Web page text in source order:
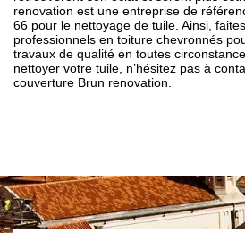
renovation est une entreprise de
66 pour le nettoyage de tuile. Ainsi,
professionnels en toiture chevronnés
travaux de qualité en toutes
nettoyer votre tuile, n’hésitez pas à
couverture Brun renovation.